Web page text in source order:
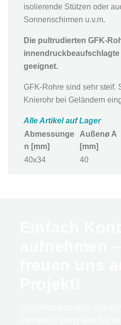
isolierende Stützen oder
Sonnenschirmen u.v.m.
Die pultrudierten GFK-
geeignet.
GFK-Rohre sind sehr steif.
Knierohr bei Geländern
Alle Artikel auf Lager
Abmessunge
n [mm]
Außenø A
[mm]
40x34
40